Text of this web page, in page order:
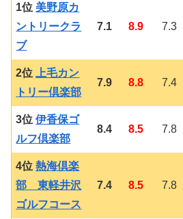
1位 美野原カ
ントリークラ
ブ
7.1 8.9 7.3
2位
上毛カン
トリー倶楽部
7.9 8.8 7.4
3位伊香保ゴ
ルフ倶楽部
8.4 8.5 7.8
4位熱海倶楽
部 東軽井沢
ゴルフコース
7.4 8.5 7.8